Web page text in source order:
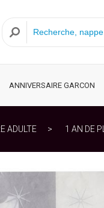
ANNIVERSAIRE GARCON
ADULTE 1 AN DE